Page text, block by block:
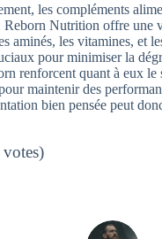
les compléments
Nutrition offre une
aminés, les vitamines, et
pour minimiser la
renforcent quant à eux
maintenir des
bien pensée peut